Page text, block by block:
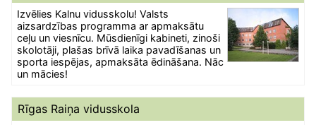
Izvēlies Kalnu vidusskolu! Valsts
aizsardzības programma ar apmaksātu
ceļu un viesnīcu. Mūsdienīgi kabineti, zinoši
skolotāji, plašas brīvā laika pavadīšanas un
sporta iespējas, apmaksāta ēdināšana. Nāc
un mācies!
Rīgas Raiņa vidusskola